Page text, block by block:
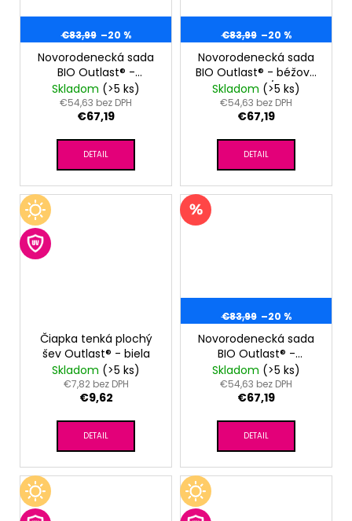
€83,99 –20 %
Novorodenecká sada
BIO Outlast® -
sv.modrá
hviezdičky/sv.modrá
Skladom (>5 ks)
€54,63 bez DPH
€67,19
DETAIL
€83,99 –20 %
Novorodenecká sada
BIO Outlast® - béžová
hviezdičky/biela
Skladom (>5 ks)
€54,63 bez DPH
€67,19
DETAIL
Čiapka tenká plochý
šev Outlast® - biela
Skladom (>5 ks)
€7,82 bez DPH
€9,62
DETAIL
€83,99 –20 %
Novorodenecká sada
BIO Outlast® -
sv.ružová
hviezdičky/ružová
baby
Skladom (>5 ks)
€54,63 bez DPH
€67,19
DETAIL